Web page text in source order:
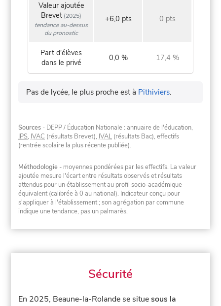
Valeur ajoutée
Brevet (2025)
tendance au-dessus
du pronostic
+6,0 pts 0 pts
Part d'élèves
dans le privé
0,0 % 17,4 %
Pas de lycée, le plus proche est à Pithiviers.
Sources - DEPP / Éducation Nationale : annuaire de l'éducation,
IPS, IVAC (résultats Brevet), IVAL (résultats Bac), effectifs
(rentrée scolaire la plus récente publiée).
Méthodologie - moyennes pondérées par les effectifs. La valeur
ajoutée mesure l'écart entre résultats observés et résultats
attendus pour un établissement au profil socio-académique
équivalent (calibrée à 0 au national). Indicateur conçu pour
s'appliquer à l'établissement ; son agrégation par commune
indique une tendance, pas un palmarès.
Sécurité
En 2025, Beaune-la-Rolande se situesous la